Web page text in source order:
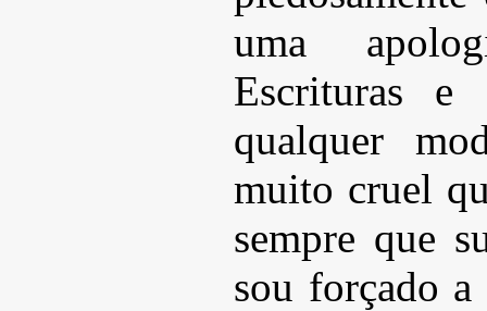
uma
Escrituras e
qualquer
muito cruel
sempre que
sou forçado